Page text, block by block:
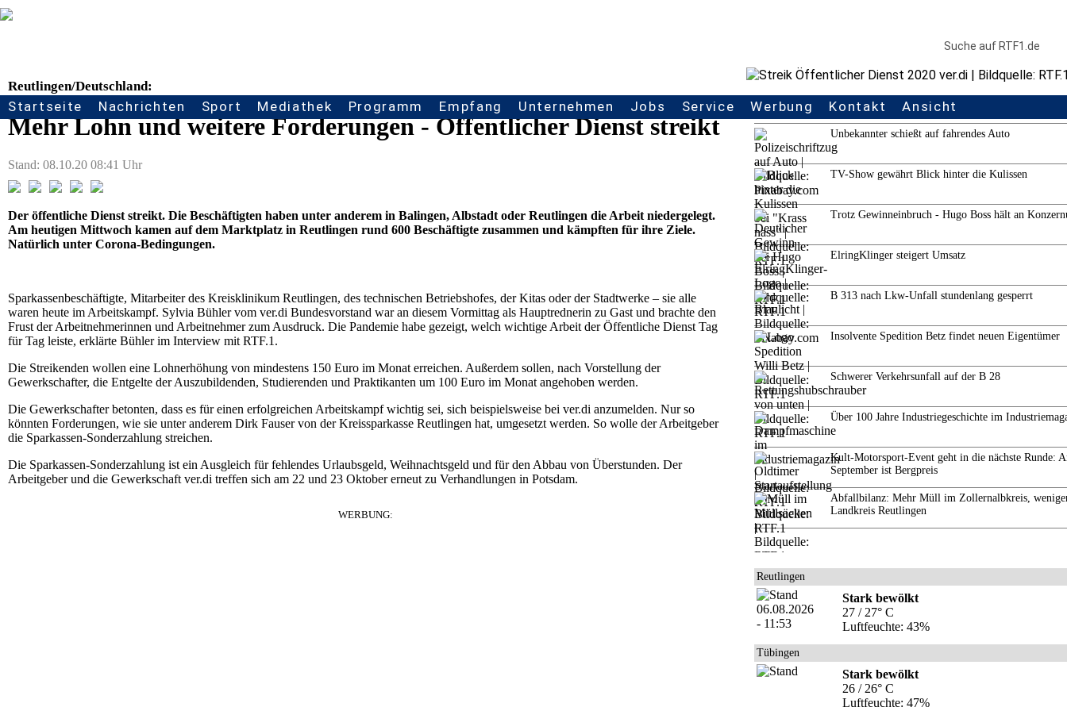
Seitennavigation
Startseite Nachrichten Sport Mediathek Programm Empfang Unternehmen Jobs Service Werbung Kontakt Ansicht
Reutlingen/Deutschland:
Mehr Lohn und weitere Forderungen - Öffentlicher Dienst streikt
Stand: 08.10.20 08:41 Uhr
Der öffentliche Dienst streikt. Die Beschäftigten haben unter anderem in Balingen, Albstadt oder Reutlingen die Arbeit niedergelegt.
Am heutigen Mittwoch kamen auf dem Marktplatz in Reutlingen rund 600 Beschäftigte zusammen und kämpften für ihre Ziele.
Natürlich unter Corona-Bedingungen.
Sparkassenbeschäftigte, Mitarbeiter des Kreisklinikum Reutlingen, des technischen Betriebshofes, der Kitas oder der Stadtwerke – sie alle
waren heute im Arbeitskampf. Sylvia Bühler vom ver.di Bundesvorstand war an diesem Vormittag als Hauptrednerin zu Gast und brachte den
Frust der Arbeitnehmerinnen und Arbeitnehmer zum Ausdruck. Die Pandemie habe gezeigt, welch wichtige Arbeit der Öffentliche Dienst Tag
für Tag leiste, erklärte Bühler im Interview mit RTF.1.
Die Streikenden wollen eine Lohnerhöhung von mindestens 150 Euro im Monat erreichen. Außerdem sollen, nach Vorstellung der
Gewerkschafter, die Entgelte der Auszubildenden, Studierenden und Praktikanten um 100 Euro im Monat angehoben werden.
Die Gewerkschafter betonten, dass es für einen erfolgreichen Arbeitskampf wichtig sei, sich beispielsweise bei ver.di anzumelden. Nur so
könnten Forderungen, wie sie unter anderem Dirk Fauser von der Kreissparkasse Reutlingen hat, umgesetzt werden. So wolle der Arbeitgeber
die Sparkassen-Sonderzahlung streichen.
Die Sparkassen-Sonderzahlung ist ein Ausgleich für fehlendes Urlaubsgeld, Weihnachtsgeld und für den Abbau von Überstunden. Der
Arbeitgeber und die Gewerkschaft ver.di treffen sich am 22 und 23 Oktober erneut zu Verhandlungen in Potsdam.
WERBUNG:
Weitere Themen
Unbekannter schießt auf fahrendes Auto
TV-Show gewährt Blick hinter die Kulissen
Trotz Gewinneinbruch - Hugo Boss hält an
ElringKlinger steigert Umsatz
B 313 nach Lkw-Unfall stundenlang gesperrt
Insolvente Spedition Betz findet neuen Eigentümer
Schwerer Verkehrsunfall auf der B 28
Über 100 Jahre Industriegeschichte im
Kult-Motorsport-Event geht in die nächste Runde:
September ist Bergpreis
Abfallbilanz: Mehr Müll im Zollernalbkreis,
Landkreis Reutlingen
Reutlingen
Stark bewölkt
27 / 27° C
Luftfeuchte: 43%
Tübingen
Stark bewölkt
26 / 26° C
Luftfeuchte: 47%